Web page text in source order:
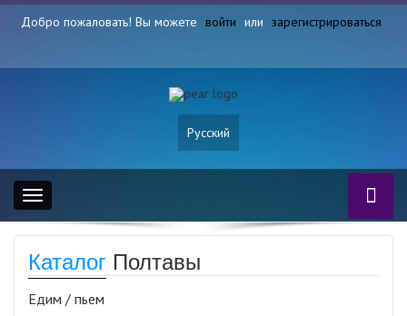
Добро пожаловать! Вы можете войти или зарегистрироваться
Русский
Toggle
navigation
Каталог Полтавы
Едим / пьем